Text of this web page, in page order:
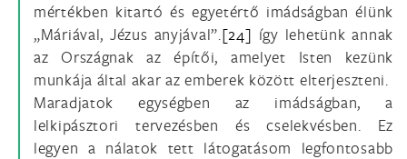
mértékben kitartó és egyetértő imádságban élünk
„Máriával, Jézus anyjával”.[24] így lehetünk annak
az Országnak az építői, amelyet Isten kezünk
munkája által akar az emberek között elterjeszteni.
Maradjatok egységben az imádságban, a
lelkipásztori tervezésben és cselekvésben. Ez
legyen a nálatok tett látogatásom legfontosabb